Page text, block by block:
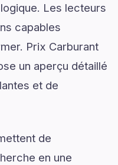
Les lecteurs
capables
Prix Carburant
un aperçu détaillé
et de
de
en une